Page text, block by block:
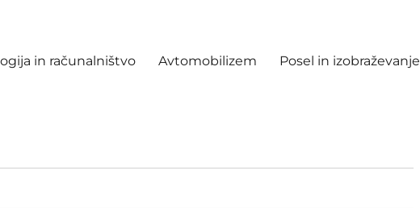
in računalništvo Avtomobilizem Posel in izobraževanje